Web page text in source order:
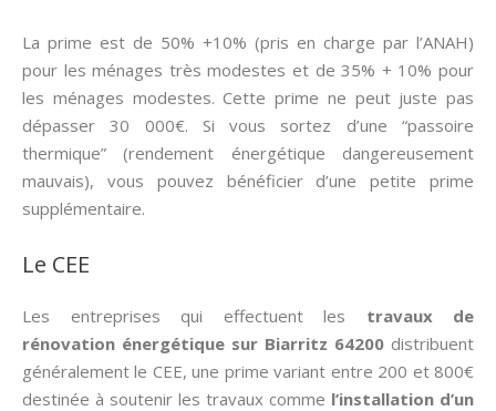
La prime est de 50% +10% (pris en charge par l’ANAH)
pour les ménages très modestes et de 35% + 10% pour
les ménages modestes. Cette prime ne peut juste pas
dépasser 30 000€. Si vous sortez d’une “passoire
thermique” (rendement énergétique dangereusement
mauvais), vous pouvez bénéficier d’une petite prime
supplémentaire.
Le CEE
Les entreprises qui effectuent les travaux de
rénovation énergétique sur Biarritz 64200 distribuent
généralement le CEE, une prime variant entre 200 et 800€
destinée à soutenir les travaux comme l’installation d’un